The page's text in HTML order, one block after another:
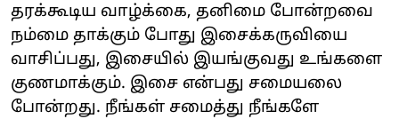
தரக்கூடிய வாழ்க்கை, தனிமை போன்றவை
நம்மை தாக்கும் போது இசைக்கருவியை
வாசிப்பது, இசையில் இயங்குவது உங்களை
குணமாக்கும். இசை என்பது சமையலை
போன்றது. நீங்கள் சமைத்து நீங்களே